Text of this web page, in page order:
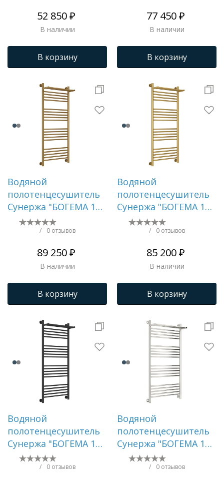
52 850 ₽
В наличии
В корзину
77 450 ₽
В наличии
В корзину
Водяной
полотенцесушитель
Сунержа "БОГЕМА 1П
+" 1200х500
(Состаренная
/ 0 отзывов
89 250 ₽
В наличии
В корзину
Водяной
полотенцесушитель
Сунержа "БОГЕМА 1П
+" 1200х500
(Состаренная латунь)
/ 0 отзывов
85 200 ₽
В наличии
В корзину
Водяной
полотенцесушитель
Сунержа "БОГЕМА 1П
+" 1200х500 (Тёмный
титан муар)
/ 0 отзывов
Водяной
полотенцесушитель
Сунержа "БОГЕМА 1П
+" 1200х600 (Без
покрытия)
/ 0 отзывов